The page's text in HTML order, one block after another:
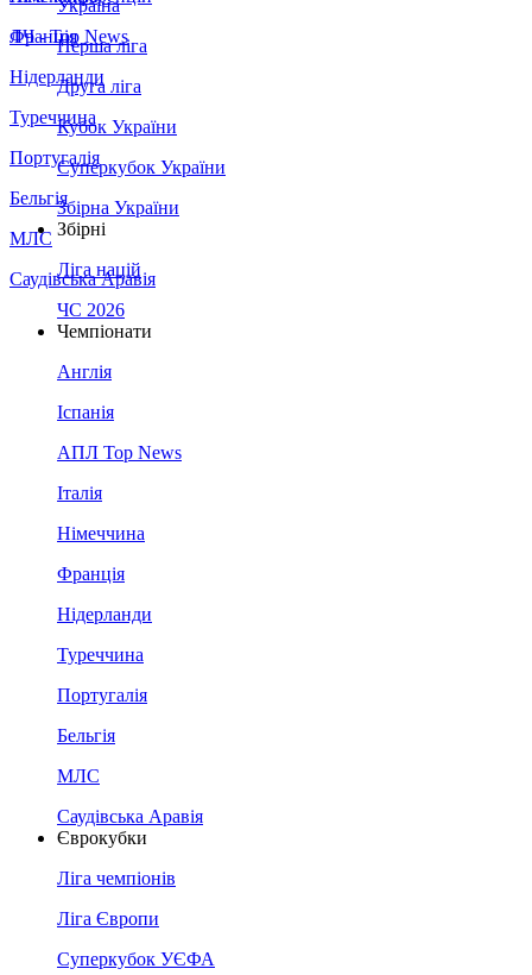
Франція
Нідерланди
Туреччина
Португалія
Бельгія
МЛС
Саудівська Аравія
ЛЧ - Top News
Україна
Перша ліга
Друга ліга
Кубок України
Суперкубок України
Збірна України
Збірні
Ліга націй
ЧС 2026
Чемпіонати
Англія
Іспанія
АПЛ Top News
Італія
Німеччина
Франція
Нідерланди
Туреччина
Португалія
Бельгія
МЛС
Саудівська Аравія
Єврокубки
Ліга чемпіонів
Ліга Європи
Суперкубок УЄФА